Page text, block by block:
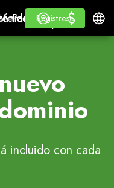
de contabilidad
de contabilidad
Para
Para Revendedores
MARCA BLANCA
Aprender
Aprender
Regístrese
Regístrese
Inicio de sesión
$
$
incluido con cada